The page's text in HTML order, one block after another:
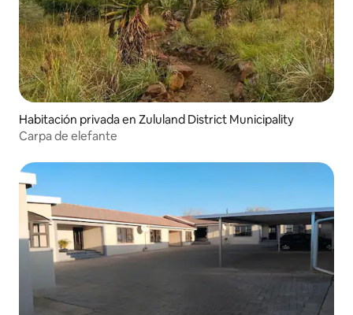
Habitación privada en Zululand District Municipality
Carpa de elefante